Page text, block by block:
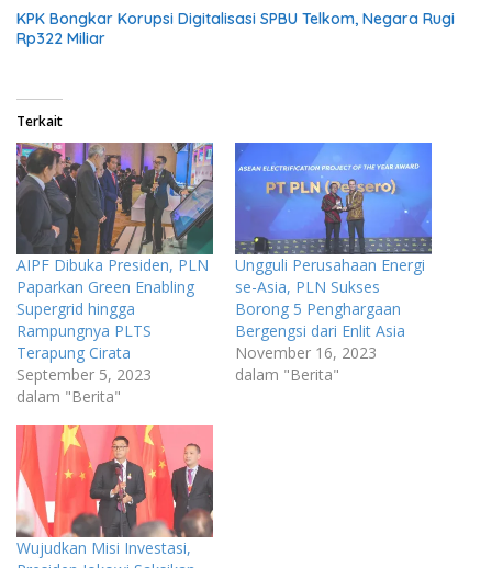
KPK Bongkar Korupsi Digitalisasi SPBU Telkom, Negara Rugi
Rp322 Miliar
Terkait
AIPF Dibuka Presiden, PLN
Paparkan Green Enabling
Supergrid hingga
Rampungnya PLTS
Terapung Cirata
September 5, 2023
dalam "Berita"
Ungguli Perusahaan Energi
se-Asia, PLN Sukses
Borong 5 Penghargaan
Bergengsi dari Enlit Asia
November 16, 2023
dalam "Berita"
Wujudkan Misi Investasi,